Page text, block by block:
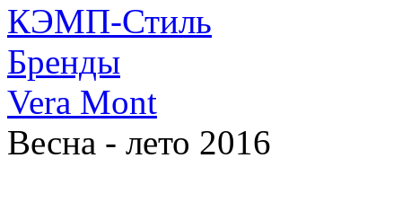
КЭМП-Стиль
Бренды
Vera Mont
Весна - лето 2016